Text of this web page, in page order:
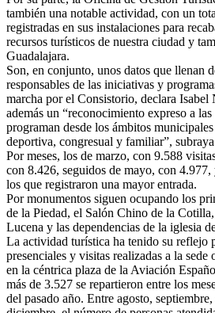
también una notable actividad, con un
registradas en sus instalaciones para
recursos turísticos de nuestra ciudad y
Guadalajara.
Son, en conjunto, unos datos que llenan
responsables de las iniciativas y
marcha por el Consistorio, declara Isabel
además un “reconocimiento expreso a las
programan desde los ámbitos
deportiva, congresual y familiar”,
Por meses, los de marzo, con 9.588
con 8.426, seguidos de mayo, con
los que registraron una mayor entrada.
Por monumentos siguen ocupando los
de la Piedad, el Salón Chino de la
Lucena y las dependencias de la iglesia
La actividad turística ha tenido su reflejo
presenciales y visitas realizadas a la
en la céntrica plaza de la Aviación
más de 3.527 se repartieron entre los
del pasado año. Entre agosto,